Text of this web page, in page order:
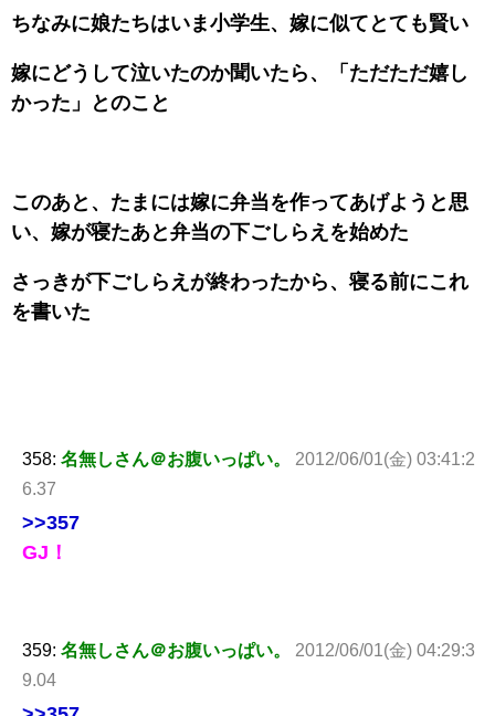
ちなみに娘たちはいま小学生、嫁に似てとても賢い
嫁にどうして泣いたのか聞いたら、「ただただ嬉し
かった」とのこと
このあと、たまには嫁に弁当を作ってあげようと思
い、嫁が寝たあと弁当の下ごしらえを始めた
さっきが下ごしらえが終わったから、寝る前にこれ
を書いた
358: 名無しさん＠お腹いっぱい。
2012/06/01(金) 03:41:2
6.37
>>357
GJ！
359: 名無しさん＠お腹いっぱい。
2012/06/01(金) 04:29:3
9.04